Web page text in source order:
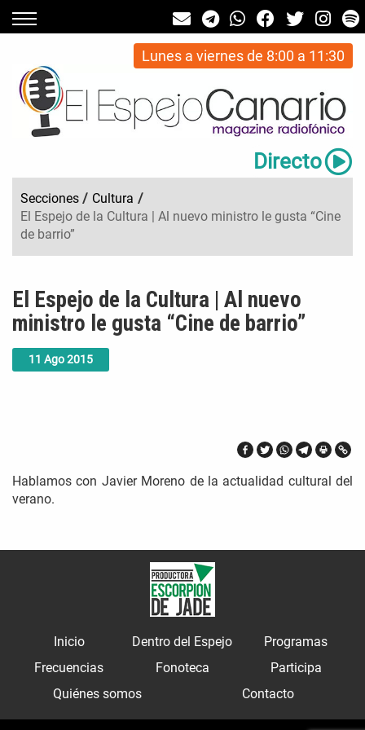
Lunes a viernes de 8:00 a 11:30
Directo
Secciones / Cultura /
El Espejo de la Cultura | Al nuevo ministro le gusta “Cine
de barrio”
11 Ago2015
El Espejo de la Cultura | Al nuevo
ministro le gusta “Cine de barrio”
Hablamos con Javier Moreno de la actualidad cultural del
verano.
Inicio Dentro del Espejo
Programas
Frecuencias
Fonoteca
Participa
Quiénes somos
Contacto